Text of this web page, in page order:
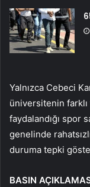
Yalnızca Cebeci
üniversitenin
faydalandığı spor
genelinde
duruma tepki
BASIN